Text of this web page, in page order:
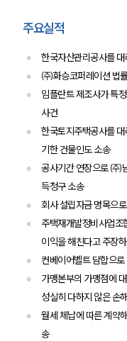
뉴스
대
대
주요실적
한국자산관리공사를
㈜화승코퍼레이션 법
임플란트 제조사가 특
사건
한국토지주택공사를
기한 건물인도 소송
공사기간 연장으로 ㈜
득청구 소송
회사 설립자금 명목으
주택재개발정비사업조
이익을 해친다고 주장
컨베이어벨트 담합으
가맹본부의 가맹점에
성실히 다하지 않은 손
월세 체납에 따른 계약
송